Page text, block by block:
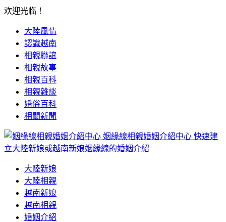
欢迎光临！
大陸風情
認識越南
相親聯誼
相親故事
相親百科
相親雜談
婚俗百科
相關新聞
姻緣線相親婚姻介紹中心 快速建
立大陸新娘或越南新娘姻緣線的婚姻介紹
大陸新娘
大陸相親
越南新娘
越南相親
婚姻介紹